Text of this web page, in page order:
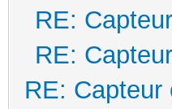
RE:
RE:
RE: Capteur